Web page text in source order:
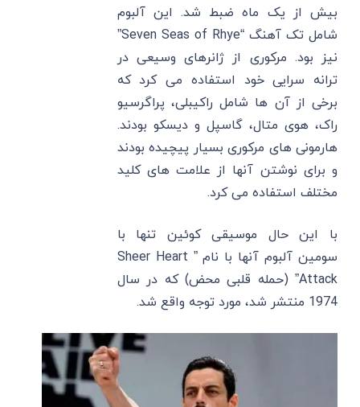
بیش از یک ماه ضبط شد. این آلبوم
شامل تک آهنگ “Seven Seas of Rhye”
نیز بود. مرکوری از ژانرهای وسیعی در
ترانه سرایی خود استفاده می کرد که
برخی از آن‌ ها شامل راکیبلی، پراگرسیو
راک، هوی متال، گاسپل و دیسکو بودند.
هارمونی های مرکوری بسیار پیچیده بودند
و برای نوشتن آنها از علامت های کلید
مختلف استفاده می کرد.
با این حال موسیقی کوئین تنها با
سومین آلبوم آنها با نام ” Sheer Heart
Attack” (حمله قلبی محض) که در سال
1974 منتشر شد، مورد توجه واقع شد.